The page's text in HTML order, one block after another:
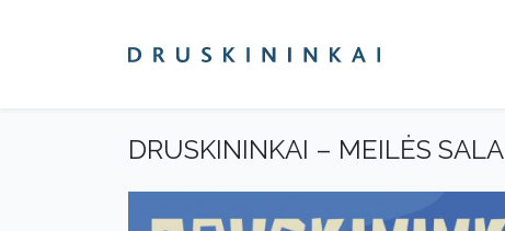
DRUSKININKAI – MEILĖS SALA